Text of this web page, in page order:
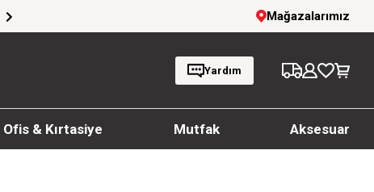
Giyim Ürünlerinde %20'ye Varan İndirim!Mağazalarımız
Yardım
Ofis & Kırtasiye Mutfak Aksesuar